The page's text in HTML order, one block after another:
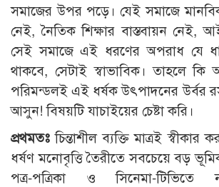
সমাজের উপর পড়ে। যেই সমাজে
নেই, নৈতিক শিক্ষার বাস্তবায়ন নেই,
সেই সমাজে এই ধরণের অপরাধ যে
থাকবে, সেটাই স্বাভাবিক। তাহলে কি
পরিমন্ডলই এই ধর্ষক উৎপাদনের উর্বর
আসুন! বিষয়টি যাচাইয়ের চেষ্টা করি।
প্রথমতঃ চিন্তাশীল ব্যক্তি মাত্রই স্বীকার
ধর্ষণ মনোবৃত্তি তৈরীতে সবচেয়ে বড়
পত্র-পত্রিকা ও সিনেমা-টিভিতে